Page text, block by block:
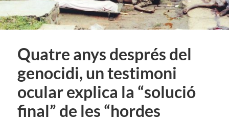
Quatre anys després del
genocidi, un testimoni
ocular explica la “solució
final” de les “hordes